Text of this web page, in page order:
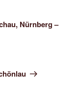
Nürnberg –